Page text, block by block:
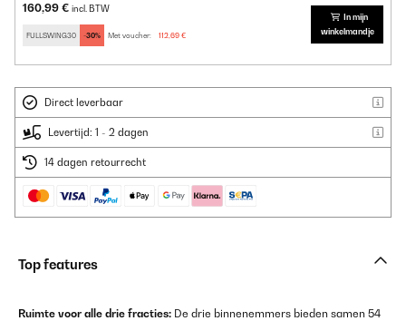
160,99 € incl. BTW
FULLSWING30 -30% Met voucher: 112,69 €
In mijn
winkelmandje
Direct leverbaar
Levertijd: 1 - 2 dagen
14 dagen retourrecht
Top features
Ruimte voor alle drie fracties: De drie binnenemmers bieden samen 54